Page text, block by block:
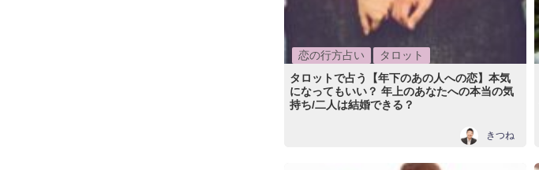
恋の行方占い
タロット
タロットで占う【年下のあの人への恋】本気
になってもいい？ 年上のあなたへの本当の気
持ち/二人は結婚できる？
きつね